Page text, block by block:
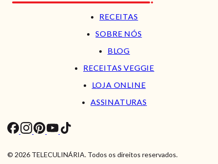
RECEITAS
SOBRE NÓS
BLOG
RECEITAS VEGGIE
LOJA ONLINE
ASSINATURAS
© 2026 TELECULINÁRIA. Todos os direitos reservados.